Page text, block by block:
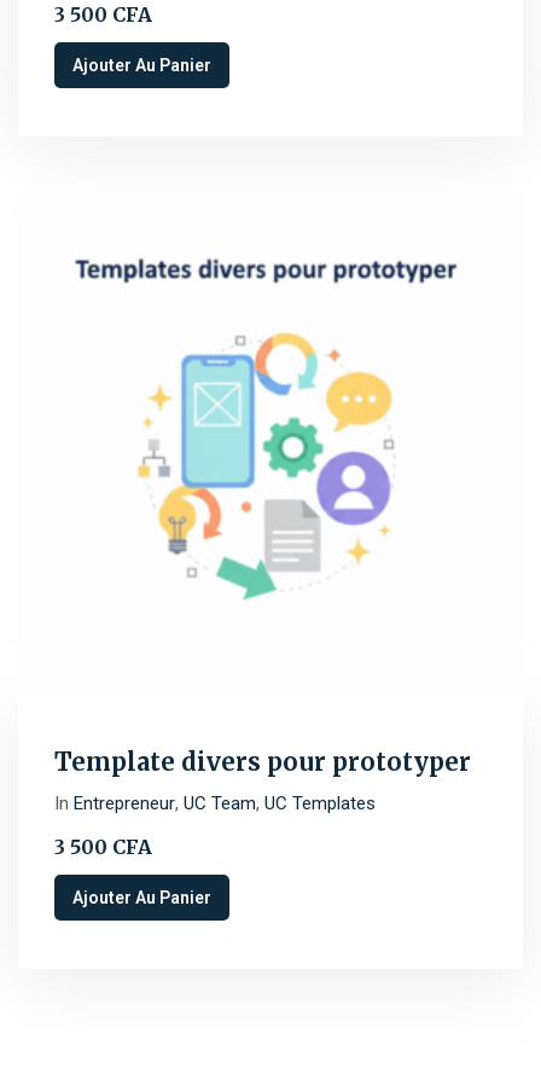
3 500 CFA
Ajouter Au Panier
Template divers pour prototyper
In Entrepreneur, UC Team, UC Templates
3 500 CFA
Ajouter Au Panier